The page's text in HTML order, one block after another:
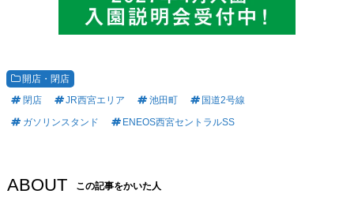
開店・閉店
閉店
JR西宮エリア 池田町
国道2号線
ガソリンスタンド
ENEOS西宮セントラルSS
ABOUT この記事をかいた人